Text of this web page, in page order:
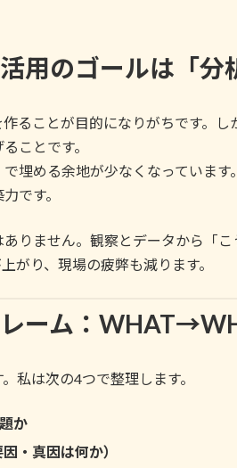
用のゴールは「分
ることが目的になりがちです。
ことです。
埋める余地が少なくなっていま
です。
りません。観察とデータから「
がり、現場の疲弊も減ります。
レーム：
私は次の4つで整理します。
か
・真因は何か）